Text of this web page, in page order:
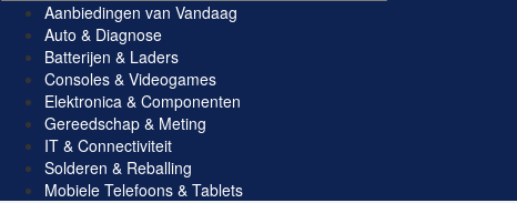
Aanbiedingen van Vandaag
Auto & Diagnose
Batterijen & Laders
Consoles & Videogames
Elektronica & Componenten
Gereedschap & Meting
IT & Connectiviteit
Solderen & Reballing
Mobiele Telefoons & Tablets